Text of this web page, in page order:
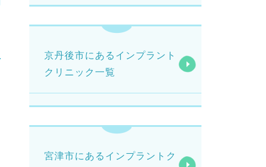
京丹後市にあるインプラント
クリニック一覧
宮津市にあるインプラントク